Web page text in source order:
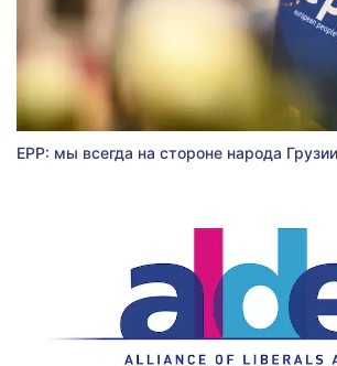
EPP: мы всегда на стороне народа Грузии